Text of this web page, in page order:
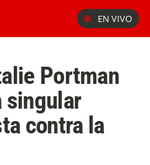
EN VIVO
Portman
singular
contra la